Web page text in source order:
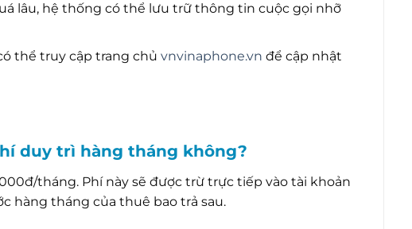
lâu, hệ thống có thể lưu trữ thông tin cuộc gọi nhỡ
thể truy cập trang chủ vnvinaphone.vn để cập nhật
duy trì hàng tháng không?
tháng. Phí này sẽ được trừ trực tiếp vào tài khoản
hàng tháng của thuê bao trả sau.